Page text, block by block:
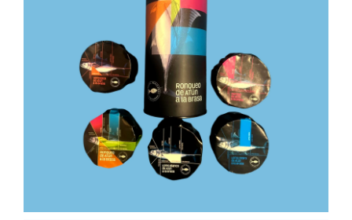
94,50€